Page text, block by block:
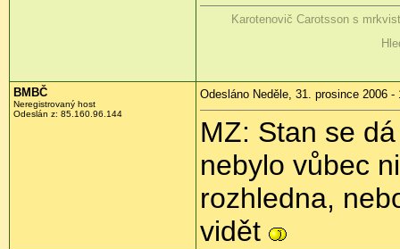
Karotenovič Carotsson s
BMBČ
Neregistrovaný host
Odeslán z: 85.160.96.144
Odesláno Neděle, 31. prosince 2006 -
MZ: Stan se
nebylo vůbec
rozhledna,
vidět